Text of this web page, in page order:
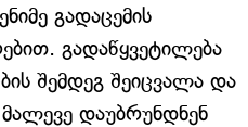
გადაცემის
გადაწყვეტილება
შემდეგ შეიცვალა და
დაუბრუნდნენ